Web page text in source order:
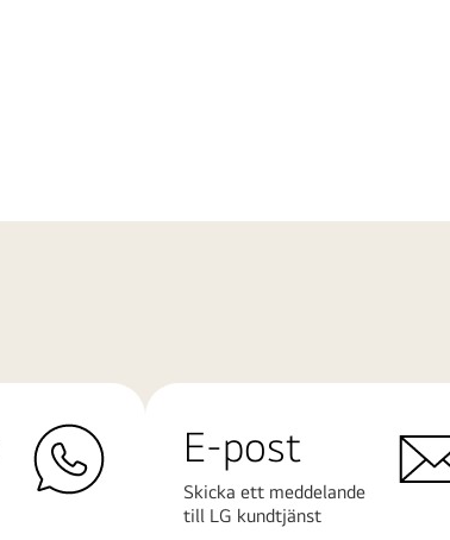
E-post
Skicka ett meddelande
till LG kundtjänst